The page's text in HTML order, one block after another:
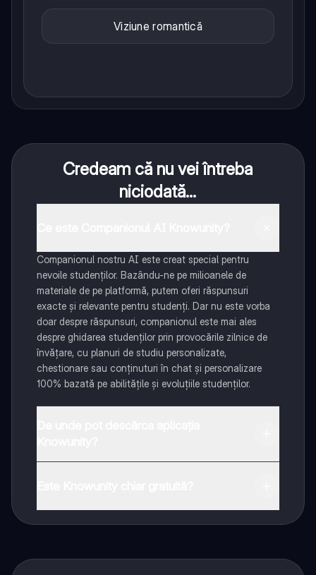
Viziune romantică
Credeam că nu vei întreba
niciodată...
Companionul nostru AI este creat special pentru
nevoile studenților. Bazându-ne pe milioanele de
materiale de pe platformă, putem oferi răspunsuri
exacte și relevante pentru studenți. Dar nu este vorba
doar despre răspunsuri, companionul este mai ales
despre ghidarea studenților prin provocările zilnice de
învățare, cu planuri de studiu personalizate,
chestionare sau conținuturi în chat și personalizare
100% bazată pe abilitățile și evoluțiile studenților.